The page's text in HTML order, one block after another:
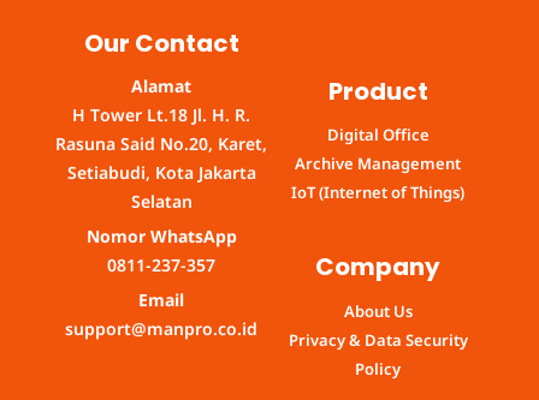
Our Contact
Alamat
H Tower Lt.18 Jl. H. R.
Rasuna Said No.20, Karet,
Setiabudi, Kota Jakarta
Selatan
Nomor WhatsApp
0811-237-357
Email
support@manpro.co.id
Product
Digital Office
Archive Management
IoT (Internet of Things)
Company
About Us
Privacy & Data Security
Policy